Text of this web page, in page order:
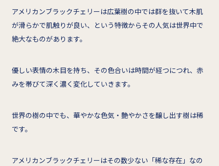
アメリカンブラックチェリーは広葉樹の中では群を抜いて木肌
が滑らかで肌触りが良い、という特徴からその人気は世界中で
絶大なものがあります。
優しい表情の木目を持ち、その色合いは時間が経つにつれ、赤
みを帯びて深く濃く変化していきます。
世界の樹の中でも、華やかな色気・艶やかさを醸し出す樹は稀
です。
アメリカンブラックチェリーはその数少ない「稀な存在」なの